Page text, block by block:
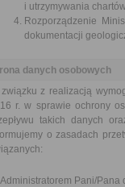
i utrzymywania
Rozporządzenie
dokumentacji
danych osobowych
z realizacją
r. w sprawie ochrony
takich danych
o zasadach
Administratorem Pani/Pana